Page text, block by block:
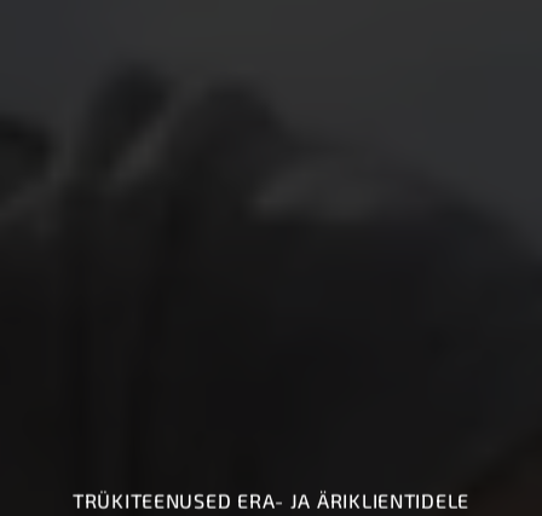
TRÜKITEENUSED ERA- JA ÄRIKLIENTIDELE